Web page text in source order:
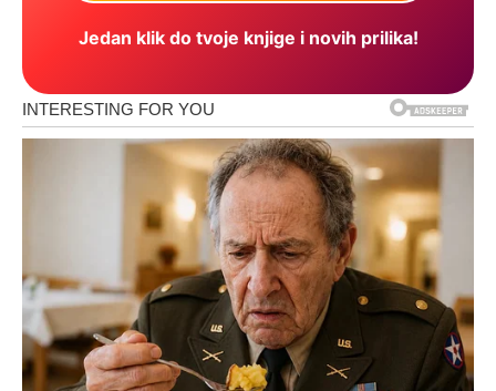
Jedan klik do tvoje knjige i novih prilika!